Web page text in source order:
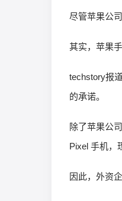
尽管苹果公
其实，苹果
techstory报
的承诺。
除了苹果公
Pixel 手机，
因此，外资